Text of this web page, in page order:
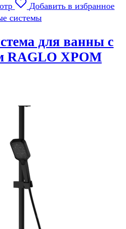
Добавить в избранное
системы
для ванны с
RAGLO ХРОМ